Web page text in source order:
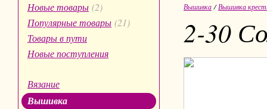
Новые товары (2)
Популярные товары (21)
Товары в пути
Новые поступления
Вязание
Вышивка
Вышивка /Вышивка
2-30